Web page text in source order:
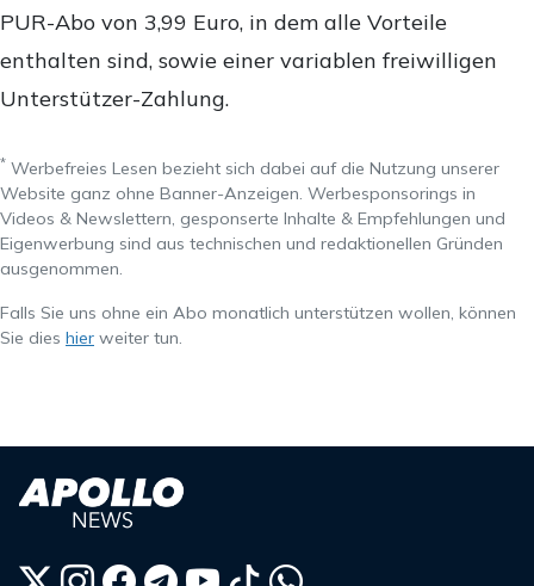
PUR-Abo von 3,99 Euro, in dem alle Vorteile
enthalten sind, sowie einer variablen freiwilligen
Unterstützer-Zahlung.
* Werbefreies Lesen bezieht sich dabei auf die Nutzung unserer
Website ganz ohne Banner-Anzeigen. Werbesponsorings in
Videos & Newslettern, gesponserte Inhalte & Empfehlungen und
Eigenwerbung sind aus technischen und redaktionellen Gründen
ausgenommen.
Falls Sie uns ohne ein Abo monatlich unterstützen wollen, können
Sie dies hier weiter tun.